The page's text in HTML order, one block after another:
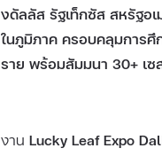
งดัลลัส รัฐเท็กซัส สหรัฐอ
ในภูมิภาค ครอบคลุมการศึ
ราย พร้อมสัมมนา 30+ เซ
งาน Lucky Leaf Expo